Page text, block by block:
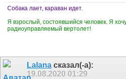
Собака лает, караван идет.
Я взрослый, состоявшийся человек. Я
радиоуправляемый вертолет!
Lalana сказал(-а):
19.08.2020 01:29